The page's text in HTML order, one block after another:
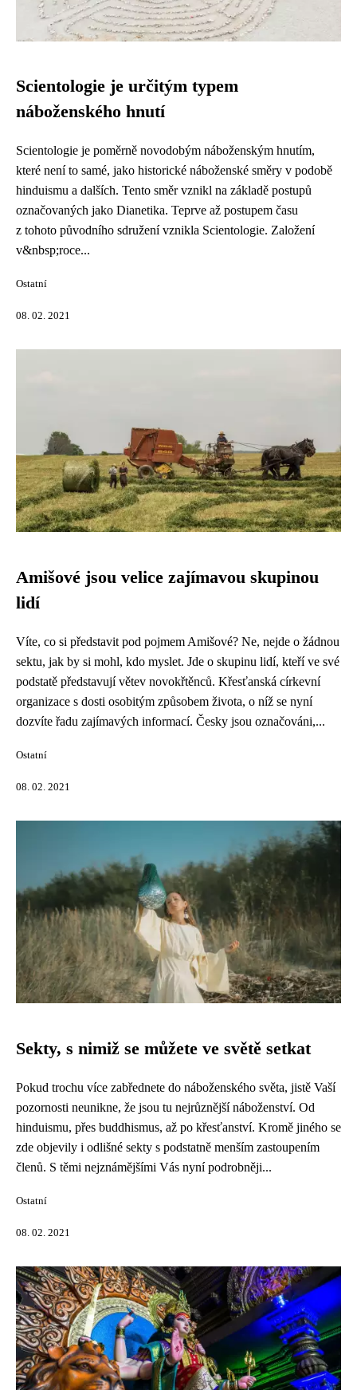
Scientologie je určitým typem
náboženského hnutí
Scientologie je poměrně novodobým náboženským hnutím,
které není to samé, jako historické náboženské směry v podobě
hinduismu a dalších. Tento směr vznikl na základě postupů
označovaných jako Dianetika. Teprve až postupem času
z tohoto původního sdružení vznikla Scientologie. Založení
v&nbsp;roce...
Ostatní
08. 02. 2021
Amišové jsou velice zajímavou skupinou
lidí
Víte, co si představit pod pojmem Amišové? Ne, nejde o žádnou
sektu, jak by si mohl, kdo myslet. Jde o skupinu lidí, kteří ve své
podstatě představují větev novokřtěnců. Křesťanská církevní
organizace s dosti osobitým způsobem života, o níž se nyní
dozvíte řadu zajímavých informací. Česky jsou označováni,...
Ostatní
08. 02. 2021
Sekty, s nimiž se můžete ve světě setkat
Pokud trochu více zabřednete do náboženského světa, jistě Vaší
pozornosti neunikne, že jsou tu nejrůznější náboženství. Od
hinduismu, přes buddhismus, až po křesťanství. Kromě jiného se
zde objevily i odlišné sekty s podstatně menším zastoupením
členů. S těmi nejznámějšími Vás nyní podrobněji...
Ostatní
08. 02. 2021